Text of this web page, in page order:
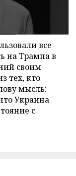
все
на Трампа в
своим
тех, кто
мысль:
Украина
с